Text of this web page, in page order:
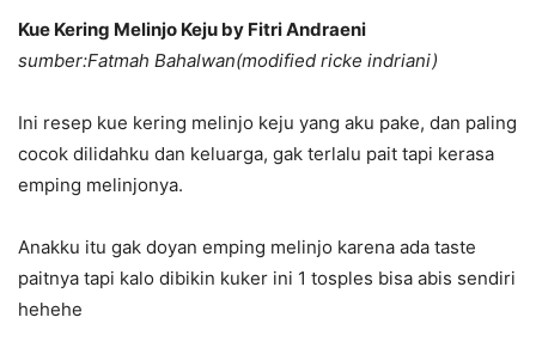
Kue Kering Melinjo Keju by Fitri Andraeni
sumber:Fatmah Bahalwan(modified ricke indriani)
Ini resep kue kering melinjo keju yang aku pake, dan paling
cocok dilidahku dan keluarga, gak terlalu pait tapi kerasa
emping melinjonya.
Anakku itu gak doyan emping melinjo karena ada taste
paitnya tapi kalo dibikin kuker ini 1 tosples bisa abis sendiri
hehehe